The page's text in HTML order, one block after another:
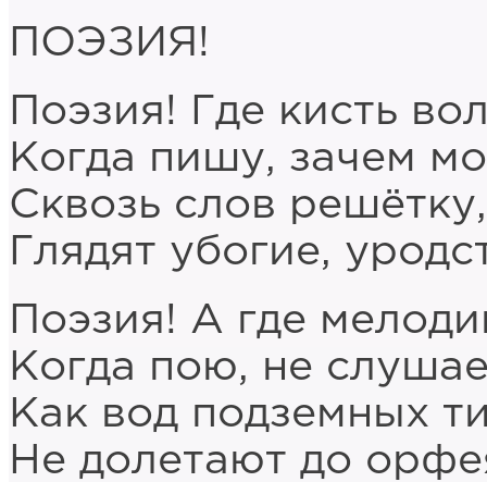
ПОЭЗИЯ!
Поэзия! Где кисть
Когда пишу, зачем
Сквозь слов
Глядят убогие,
Поэзия! А где
Когда пою, не
Как вод подземных
Не долетают до